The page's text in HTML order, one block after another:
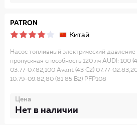
PATRON
Китай
Насос топливный электрический давление
пропускная способность 120 лч AUDI: 100
03.77-07.82,100 Avant (43 C2) 07.77-
10.79-09.82,80 (81 85 B2) PFP108
Цена
Нет в наличии